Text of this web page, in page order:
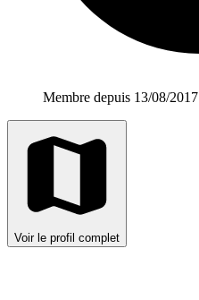
Membre depuis 13/08/2017
Voir le profil complet